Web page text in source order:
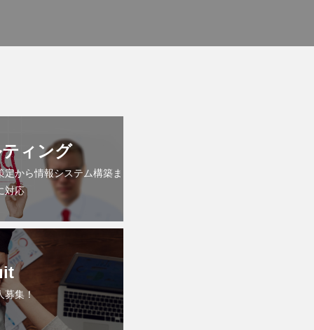
ィング
から情報システム構築ま
対応
募集！